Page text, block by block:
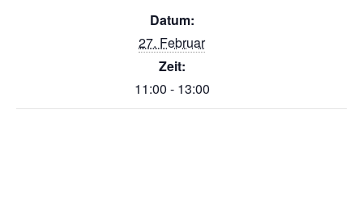
Datum:
27. Februar
Zeit:
11:00 - 13:00